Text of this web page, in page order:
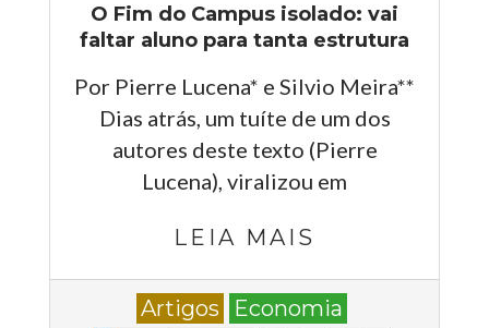
O Fim do Campus isolado: vai
faltar aluno para tanta estrutura
Por Pierre Lucena* e Silvio Meira**
Dias atrás, um tuíte de um dos
autores deste texto (Pierre
Lucena), viralizou em
LEIA MAIS
Artigos
Economia